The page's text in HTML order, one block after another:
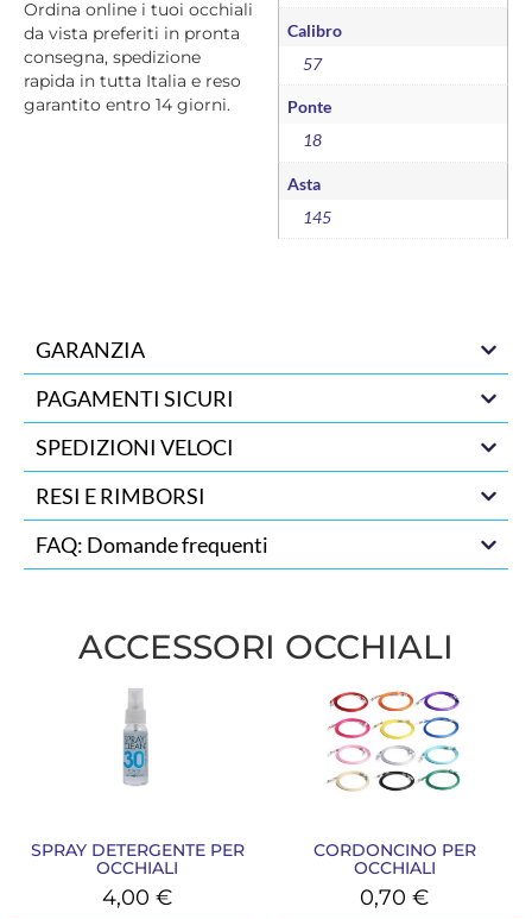
Ordina online i tuoi occhiali
da vista preferiti in pronta
consegna, spedizione
rapida in tutta Italia e reso
garantito entro 14 giorni.
Calibro
57
Ponte
18
Asta
145
GARANZIA
PAGAMENTI SICURI
SPEDIZIONI VELOCI
RESI E RIMBORSI
FAQ: Domande frequenti
ACCESSORI OCCHIALI
SPRAY DETERGENTE PER
OCCHIALI
4,00€
CORDONCINO PER
OCCHIALI
0,70€